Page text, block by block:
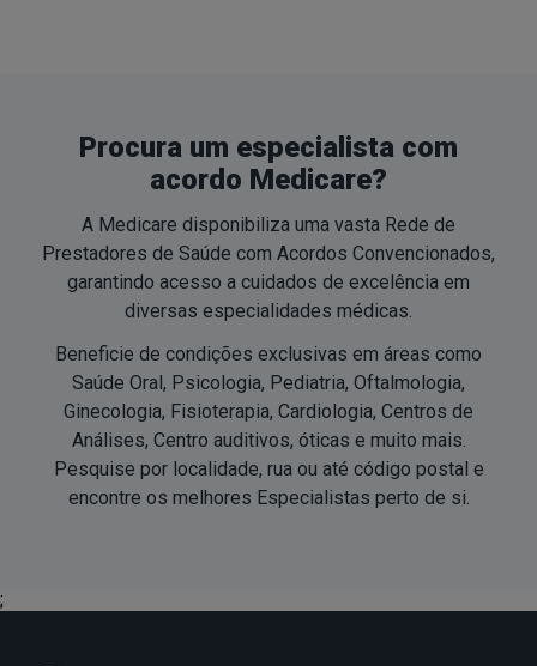
Procura um especialista com
acordo Medicare?
A Medicare disponibiliza uma vasta Rede de
Prestadores de Saúde com Acordos Convencionados,
garantindo acesso a cuidados de excelência em
diversas especialidades médicas.
Beneficie de condições exclusivas em áreas como
Saúde Oral, Psicologia, Pediatria, Oftalmologia,
Ginecologia, Fisioterapia, Cardiologia, Centros de
Análises, Centro auditivos, óticas e muito mais.
Pesquise por localidade, rua ou até código postal e
encontre os melhores Especialistas perto de si.
;